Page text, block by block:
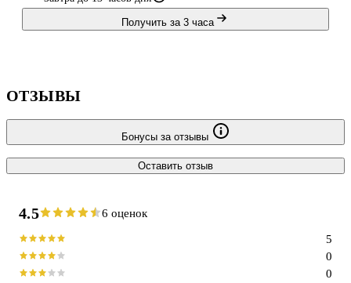
Получить за 3 часа
ОТЗЫВЫ
Бонусы за отзывы
Оставить отзыв
4.5 6 оценок
0
0
5